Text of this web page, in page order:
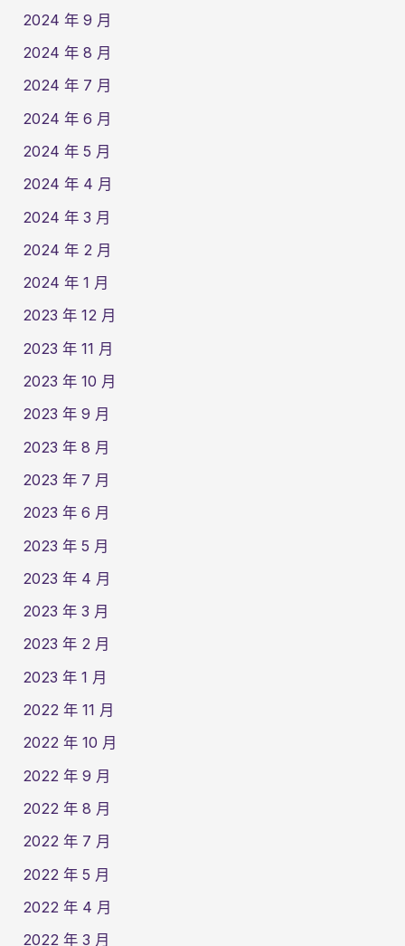
2024 年 9 月
2024 年 8 月
2024 年 7 月
2024 年 6 月
2024 年 5 月
2024 年 4 月
2024 年 3 月
2024 年 2 月
2024 年 1 月
2023 年 12 月
2023 年 11 月
2023 年 10 月
2023 年 9 月
2023 年 8 月
2023 年 7 月
2023 年 6 月
2023 年 5 月
2023 年 4 月
2023 年 3 月
2023 年 2 月
2023 年 1 月
2022 年 11 月
2022 年 10 月
2022 年 9 月
2022 年 8 月
2022 年 7 月
2022 年 5 月
2022 年 4 月
2022 年 3 月